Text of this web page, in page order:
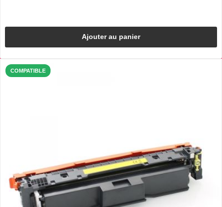
Ajouter au panier
COMPATIBLE